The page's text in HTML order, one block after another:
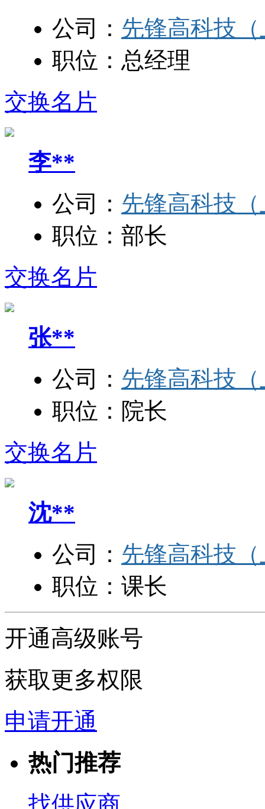
公司： 先锋高科技
职位： 总经理
交换名片
李**
公司： 先锋高科技
职位： 部长
交换名片
张**
公司： 先锋高科技
职位： 院长
交换名片
沈**
公司： 先锋高科技
职位： 课长
开通高级账号
获取更多权限
申请开通
热门推荐